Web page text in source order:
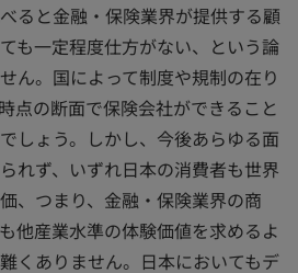
ると金融・保険業界が提供する顧
も一定程度仕方がない、という論
ん。国によって制度や規制の在り
点の断面で保険会社ができること
しょう。しかし、今後あらゆる面
れず、いずれ日本の消費者も世界
、つまり、金融・保険業界の商
他産業水準の体験価値を求めるよ
くありません。日本においてもデ